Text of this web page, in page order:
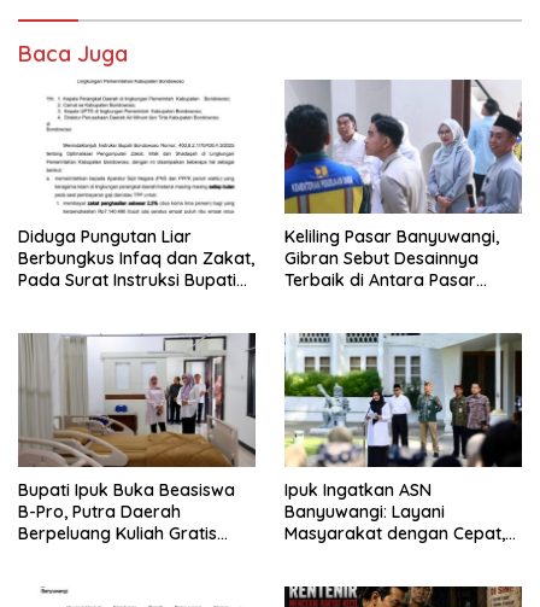
Baca Juga
Diduga Pungutan Liar
Berbungkus Infaq dan Zakat,
Pada Surat Instruksi Bupati
Keliling Pasar Banyuwangi,
Gibran Sebut Desainnya
Terbaik di Antara Pasar
Bupati Ipuk Buka Beasiswa
B-Pro, Putra Daerah
Berpeluang Kuliah Gratis
Ipuk Ingatkan ASN
Banyuwangi: Layani
Masyarakat dengan Cepat,